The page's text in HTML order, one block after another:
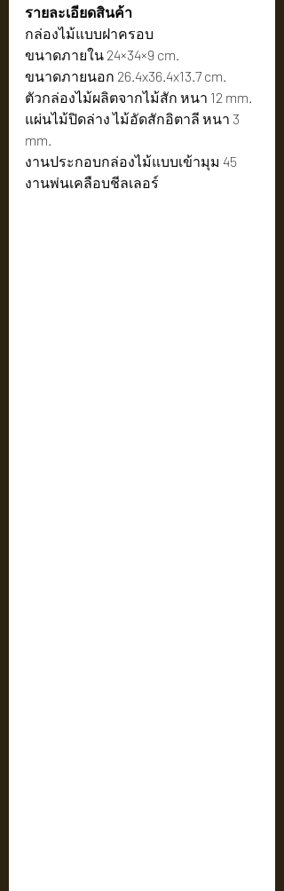
รายละเอียดสินค้า
กล่องไม้แบบฝาครอบ
ขนาดภายใน 24×34×9 cm.
ขนาดภายนอก 26.4x36.4x13.7 cm.
ตัวกล่องไม้ผลิตจากไม้สัก หนา 12 mm.
แผ่นไม้ปิดล่าง ไม้อัดสักอิตาลี หนา 3
mm.
งานประกอบกล่องไม้แบบเข้ามุม 45
งานพ่นเคลือบชีลเลอร์